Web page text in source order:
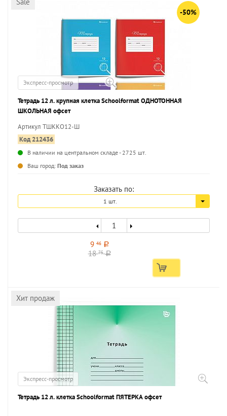
-50%
Экспресс-просмотр
Тетрадь 12 л. крупная клетка Schoolformat ОДНОТОННАЯ
ШКОЛЬНАЯ офсет
Артикул ТШККО12-Ш
Код 212436
В наличии на центральном складе - 2725 шт.
Ваш город: Под заказ
Заказать по:
1 шт.
9 46 a
1875 a
Хит продаж
Экспресс-просмотр
Тетрадь 12 л. клетка Schoolformat ПЯТЕРКА офсет